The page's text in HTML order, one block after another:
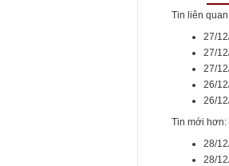
Tin liên
27/
27/
27/
26/
26/
Tin mới hơn:
28/
28/